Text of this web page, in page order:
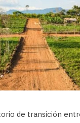
de transición